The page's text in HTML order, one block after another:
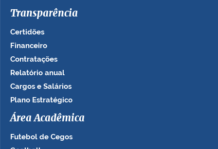
Transparência
Certidões
Financeiro
Contratações
Relatório anual
Cargos e Salários
Plano Estratégico
Área Acadêmica
Futebol de Cegos